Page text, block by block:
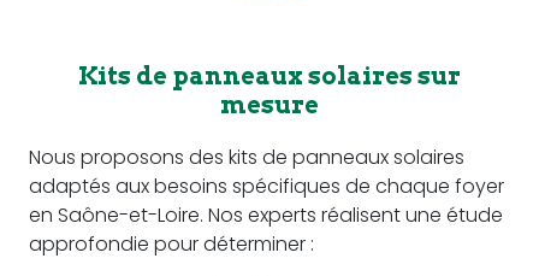
Kits de panneaux solaires sur
mesure
Nous proposons des kits de panneaux solaires
adaptés aux besoins spécifiques de chaque foyer
en Saône-et-Loire. Nos experts réalisent une étude
approfondie pour déterminer :